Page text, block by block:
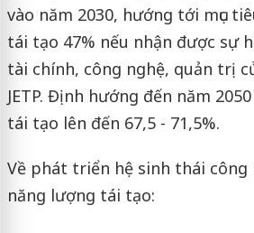
vào năm 2030, hướng tới mục
tái tạo 47% nếu nhận được sự
tài chính, công nghệ, quản trị
JETP. Định hướng đến năm
tái tạo lên đến 67,5 - 71,5%.
Về phát triển hệ sinh thái công
năng lượng tái tạo: